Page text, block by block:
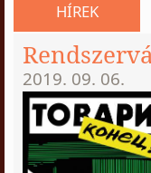
HÍREK
2019. 09. 06.